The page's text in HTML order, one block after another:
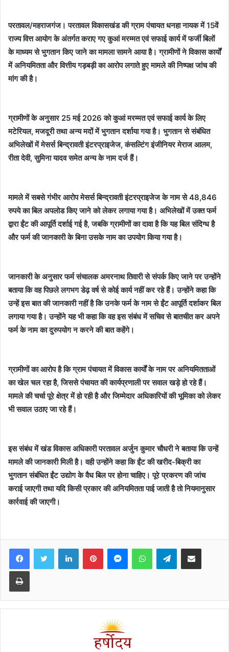
परतावल/महराजगंज। परतावल विकासखंड की ग्राम पंचायत धनहा नायक में 15वें
राज्य वित्त आयोग के अंतर्गत कराए गए कुआं मरम्मत एवं सफाई कार्य में फर्जी बिलों
के माध्यम से भुगतान किए जाने का मामला सामने आया है। ग्रामीणों ने विकास कार्यों
में अनियमितता और वित्तीय गड़बड़ी का आरोप लगाते हुए मामले की निष्पक्ष जांच की
मांग की है।
ग्रामीणों के अनुसार 25 मई 2026 को कुआं मरम्मत एवं सफाई कार्य के लिए
मटेरियल, मजदूरी तथा अन्य मदों में भुगतान दर्शाया गया है। भुगतान से संबंधित
अभिलेखों में मेसर्स बिन्द्रावती इंटरप्राइजेज, कंसल्टिंग इंजीनियर मेराज आलम,
रीता देवी, सुमिना यादव समेत अन्य के नाम दर्ज हैं।
मामले में सबसे गंभीर आरोप मेसर्स बिन्द्रावती इंटरप्राइजेज के नाम से 48,846
रुपये का बिल अपलोड किए जाने को लेकर लगाया गया है। अभिलेखों में उक्त फर्म
द्वारा ईंट की आपूर्ति दर्शाई गई है, जबकि ग्रामीणों का दावा है कि यह बिल संदिग्ध है
और फर्म की जानकारी के बिना उसके नाम का उपयोग किया गया है।
जानकारी के अनुसार फर्म संचालक अमरनाथ तिवारी से संपर्क किए जाने पर उन्होंने
बताया कि वह पिछले लगभग डेढ़ वर्ष से कोई कार्य नहीं कर रहे हैं। उन्होंने कहा कि
उन्हें इस बात की जानकारी नहीं है कि उनके फर्म के नाम से ईंट आपूर्ति दर्शाकर बिल
लगाया गया है। उन्होंने यह भी कहा कि वह इस संबंध में सचिव से बातचीत कर अपने
फर्म के नाम का दुरुपयोग न करने की बात कहेंगे।
ग्रामीणों का आरोप है कि ग्राम पंचायत में विकास कार्यों के नाम पर अनियमितताओं
का खेल चल रहा है, जिससे पंचायत की कार्यप्रणाली पर सवाल खड़े हो रहे हैं।
मामले की चर्चा पूरे क्षेत्र में हो रही है और जिम्मेदार अधिकारियों की भूमिका को लेकर
भी सवाल उठाए जा रहे हैं।
इस संबंध में खंड विकास अधिकारी परतावल अर्जुन कुमार चौधरी ने बताया कि उन्हें
मामले की जानकारी मिली है। वही उन्होंने कहा कि ईंट की खरीद-बिक्री का
भुगतान संबंधित ईंट उद्योग के वैध बिल पर होना चाहिए। पूरे प्रकरण की जांच
कराई जाएगी तथा यदि किसी प्रकार की अनियमितता पाई जाती है तो नियमानुसार
कार्रवाई की जाएगी।
FacebookTwitter LinkedInPinterestMessengerWhatsAppTelegramShare via Email
Print